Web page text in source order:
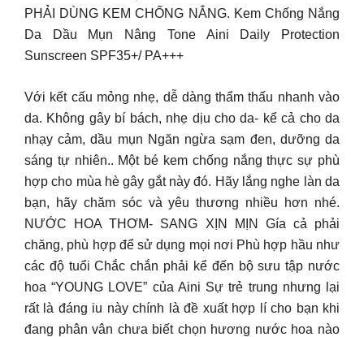
PHẢI DÙNG KEM CHỐNG NẮNG. Kem Chống Nắng
Da Dầu Mụn Nâng Tone Aini Daily Protection
Sunscreen SPF35+/ PA+++
Với kết cấu mỏng nhẹ, dễ dàng thẩm thấu nhanh vào
da. Không gây bí bách, nhẹ dịu cho da- kể cả cho da
nhạy cảm, dầu mụn Ngăn ngừa sạm đen, dưỡng da
sáng tự nhiên.. Một bé kem chống nắng thực sự phù
hợp cho mùa hè gây gắt này đó. Hãy lắng nghe làn da
bạn, hãy chăm sóc và yêu thương nhiều hơn nhé.
NƯỚC HOA THƠM- SANG XỊN MỊN Gía cả phải
chăng, phù hợp để sử dụng mọi nơi Phù hợp hầu như
các độ tuổi Chắc chắn phải kể đến bộ sưu tập nước
hoa “YOUNG LOVE” của Aini Sự trẻ trung nhưng lại
rất là đáng iu này chính là đề xuất hợp lí cho bạn khi
đang phân vân chưa biết chọn hương nước hoa nào